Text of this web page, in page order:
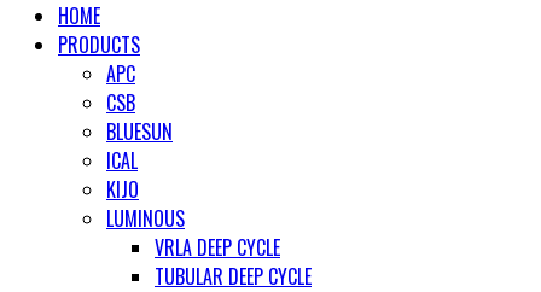
HOME
PRODUCTS
APC
CSB
BLUESUN
ICAL
KIJO
LUMINOUS
VRLA DEEP CYCLE
TUBULAR DEEP CYCLE